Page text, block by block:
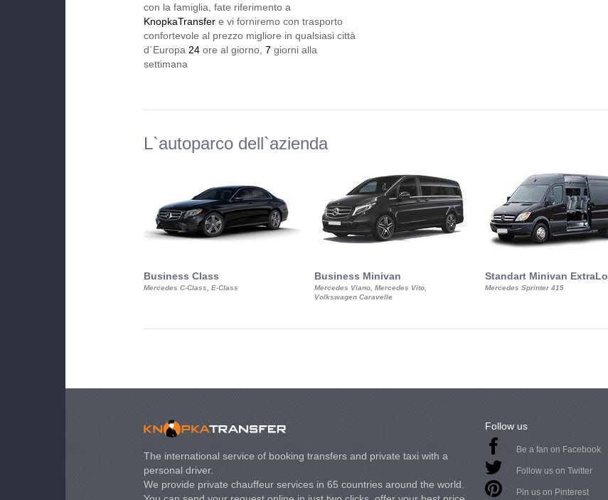
con la famiglia, fate riferimento a
KnopkaTransfer e vi forniremo con trasporto
confortevole al prezzo migliore in qualsiasi città
d`Europa 24 ore al giorno, 7 giorni alla
settimana
L`autoparco dell`azienda
Business Class
Mercedes C-Class, E-Class
Business Minivan
Mercedes Viano, Mercedes Vito,
Volkswagen Caravelle
Standart Minivan
Mercedes Sprinter 415
The international service of booking transfers and private taxi with a
personal driver.
We provide private chauffeur services in 65 countries around the world.
Follow us
Be a fan on Facebook
Follow us on Twitter
Pin us on Pinterest